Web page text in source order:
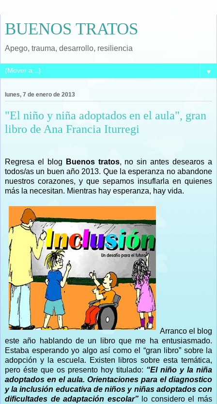
BUENOS TRATOS
Apego, trauma, desarrollo, resiliencia
▼
lunes, 7 de enero de 2013
"El niño y niña adoptados en el aula", gran
libro de Ana Francia Iturregi
Regresa el blog Buenos tratos, no sin antes desearos a
todos/as un buen año 2013. Que la esperanza no abandone
nuestros corazones, y que sepamos insuflarla en quienes
más la necesitan. Mientras hay esperanza, hay vida.
Arranco el blog
este año hablando de un libro que me ha entusiasmado.
Estaba esperando yo algo así como el “gran libro” sobre la
adopción y la escuela. Existen libros sobre esta temática,
pero éste que os presento hoy titulado: “El niño y la niña
adoptados en el aula. Orientaciones para el diagnostico
y la inclusión educativa de niños y niñas adoptados con
dificultades de adaptación escolar”lo considero el más